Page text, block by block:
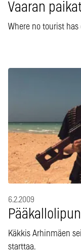
Vaaran
Where no tourist has
6.2.2009
Käkkis Arhinmäen
starttaa.